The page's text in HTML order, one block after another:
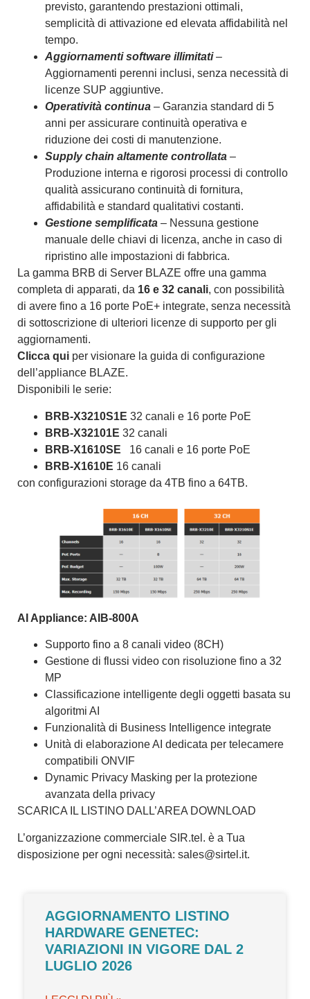
previsto, garantendo prestazioni ottimali,
semplicità di attivazione ed elevata affidabilità nel
tempo.
Aggiornamenti software illimitati–
Aggiornamenti perenni inclusi, senza necessità di
licenze SUP aggiuntive.
Operatività continua – Garanzia standard di 5
anni per assicurare continuità operativa e
riduzione dei costi di manutenzione.
Supply chain altamente controllata –
Produzione interna e rigorosi processi di controllo
qualità assicurano continuità di fornitura,
affidabilità e standard qualitativi costanti.
Gestione semplificata – Nessuna gestione
manuale delle chiavi di licenza, anche in caso di
ripristino alle impostazioni di fabbrica.
La gamma BRB di Server BLAZE offre una gamma
completa di apparati, da 16 e 32 canali, con possibilità
di avere fino a 16 porte PoE+ integrate, senza necessità
di sottoscrizione di ulteriori licenze di supporto per gli
aggiornamenti.
Clicca qui per visionare la guida di configurazione
dell’appliance BLAZE.
Disponibili le serie:
BRB-X3210S1E 32 canali e 16 porte PoE
BRB-X32101E 32 canali
BRB-X1610SE
16 canali e 16 porte PoE
BRB-X1610E 16 canali
con configurazioni storage da 4TB fino a 64TB.
AI Appliance: AIB-800A
Supporto fino a 8 canali video (8CH)
Gestione di flussi video con risoluzione fino a 32
MP
Classificazione intelligente degli oggetti basata su
algoritmi AI
Funzionalità di Business Intelligence integrate
Unità di elaborazione AI dedicata per telecamere
compatibili ONVIF
Dynamic Privacy Masking per la protezione
avanzata della privacy
SCARICA IL LISTINO DALL’AREA DOWNLOAD
L’organizzazione commerciale SIR.tel. è a Tua
disposizione per ogni necessità: sales@sirtel.it.
AGGIORNAMENTO LISTINO
HARDWARE GENETEC:
VARIAZIONI IN VIGORE DAL 2
LUGLIO 2026